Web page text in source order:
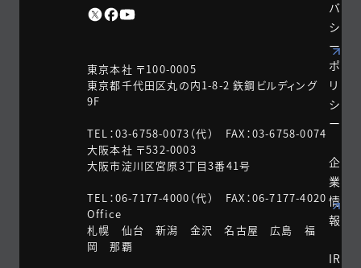
東京本社 〒100-0005
東京都千代田区丸の内1-8-2 鉃鋼ビルディング
9F
TEL：03-6758-0073（代） FAX：03-6758-0074
大阪本社 〒532-0003
大阪市淀川区宮原3丁目3番41号
TEL：06-7177-4000（代） FAX：06-7177-4020
Office
札幌 仙台 新潟 金沢 名古屋 広島 福
岡 那覇
バ
シ
ー
ポ
リ
シ
ー
企
業
情
報
IR